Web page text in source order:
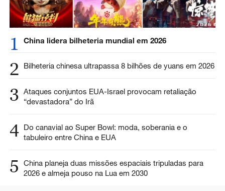
1 China lidera bilheteria mundial em 2026
2 Bilheteria chinesa ultrapassa 8 bilhões de yuans em 2026
3 Ataques conjuntos EUA-Israel provocam retaliação
“devastadora” do Irã
4 Do canavial ao Super Bowl: moda, soberania e o
tabuleiro entre China e EUA
5
China planeja duas missões espaciais tripuladas para
2026 e almeja pouso na Lua em 2030